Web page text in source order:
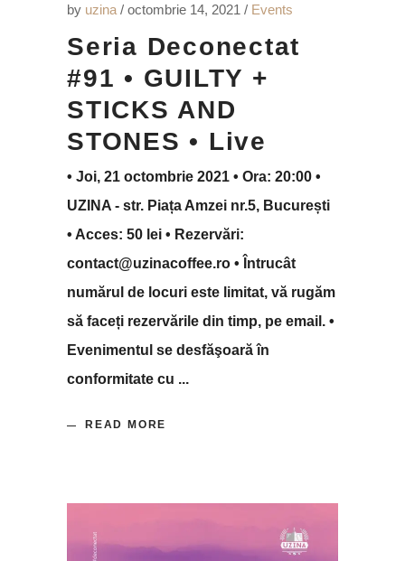
by uzina octombrie 14, 2021 Events
Seria Deconectat
#91 • GUILTY +
STICKS AND
STONES • Live
• Joi, 21 octombrie 2021 • Ora: 20:00 •
UZINA - str. Piața Amzei nr.5, București
• Acces: 50 lei • Rezervări:
contact@uzinacoffee.ro • Întrucât
numărul de locuri este limitat, vă rugăm
să faceți rezervările din timp, pe email. •
Evenimentul se desfăşoară în
conformitate cu
READ MORE